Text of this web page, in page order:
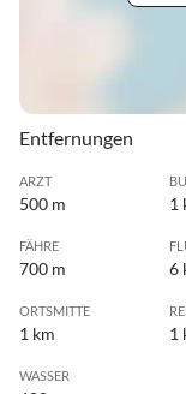
Entfernungen
ARZT
500 m 1
FÄHRE
700 m 6
ORTSMITTE
1 km 1
WASSER